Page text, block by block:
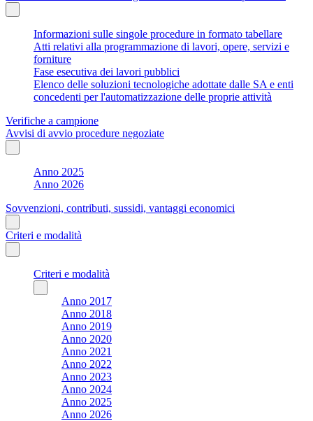
Informazioni sulle singole procedure in formato tabellare
Atti relativi alla programmazione di lavori, opere, servizi e
forniture
Fase esecutiva dei lavori pubblici
Elenco delle soluzioni tecnologiche adottate dalle SA e enti
concedenti per l'automatizzazione delle proprie attività
Verifiche a campione
Avvisi di avvio procedure negoziate
Anno 2025
Anno 2026
Sovvenzioni, contributi, sussidi, vantaggi economici
Criteri e modalità
Criteri e modalità
Anno 2017
Anno 2018
Anno 2019
Anno 2020
Anno 2021
Anno 2022
Anno 2023
Anno 2024
Anno 2025
Anno 2026